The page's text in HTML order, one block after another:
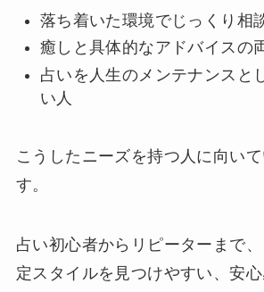
落ち着いた環境でじっくり相
癒しと具体的なアドバイスの
占いを人生のメンテナンスと
い人
こうしたニーズを持つ人に向い
す。
占い初心者からリピーターまで
定スタイルを見つけやすい、安